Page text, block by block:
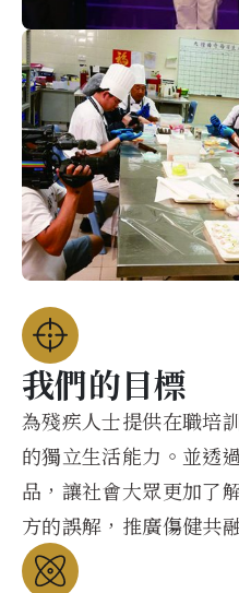
我們的目標
為殘疾人士提供在職培
的獨立生活能力。並透
品，讓社會大眾更加了
方的誤解，推廣傷健共